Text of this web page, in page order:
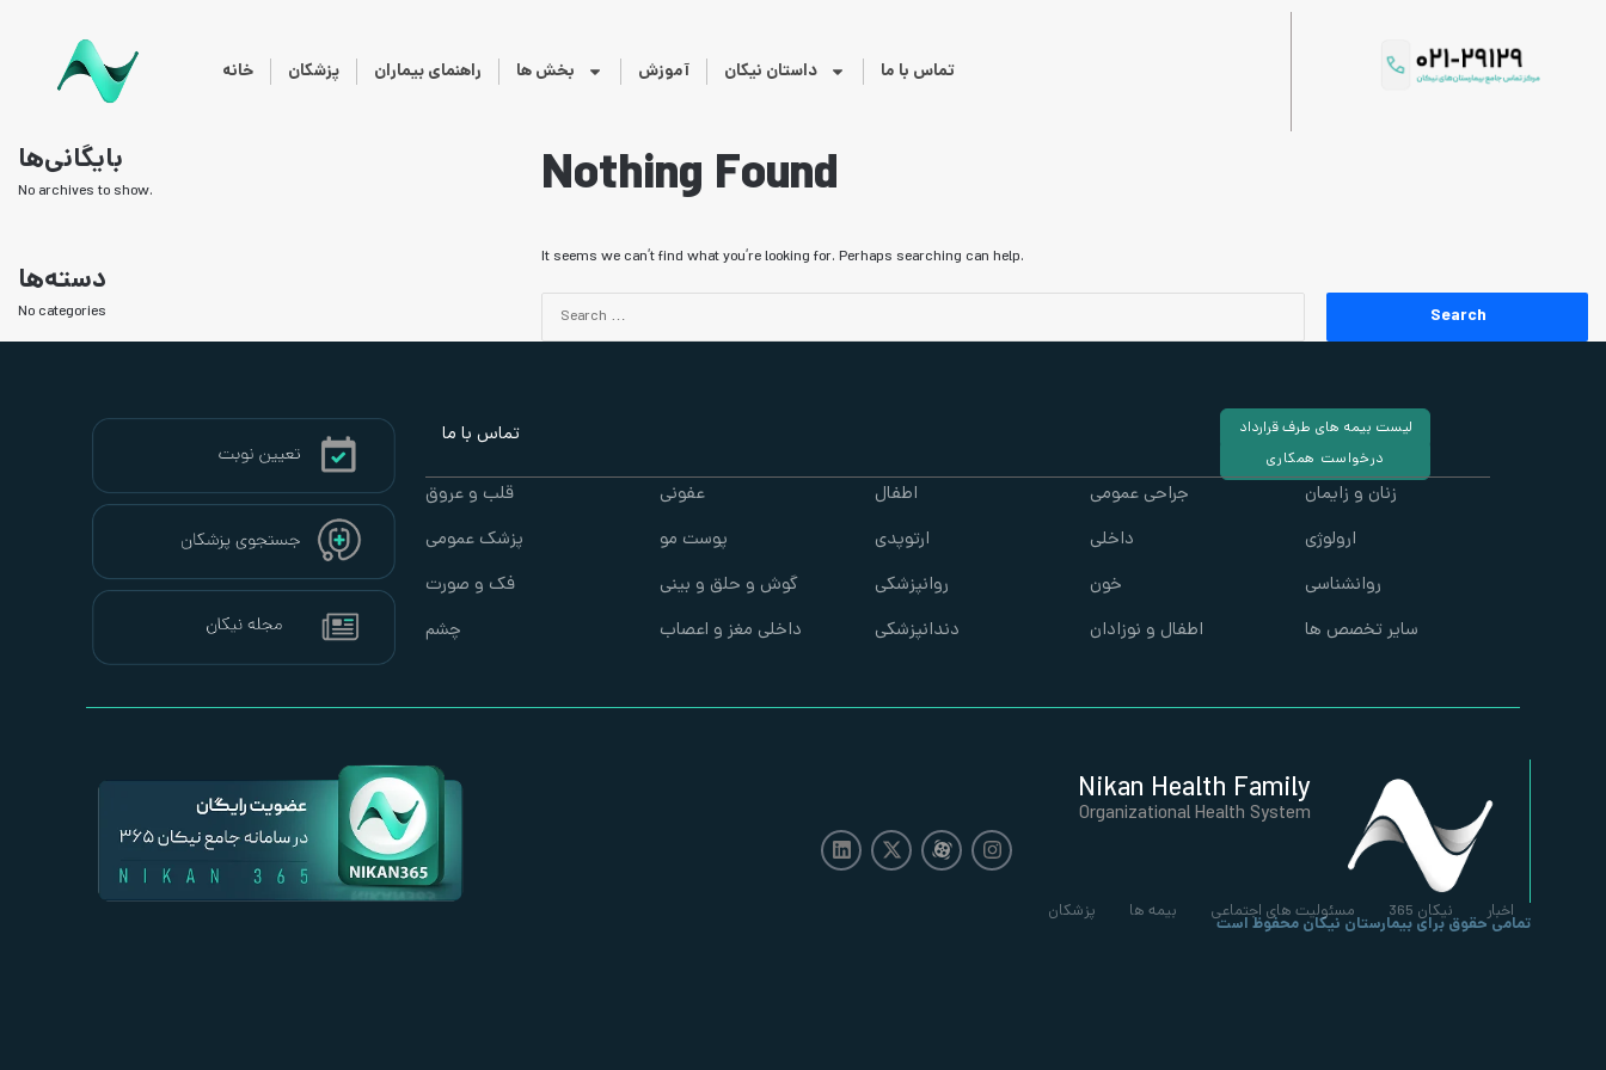
خانه پزشکان راهنمای بیماران بخش ها آموزش داستان نیکان تماس با ما
Nothing Found
It seems we can’t find what you’re looking for. Perhaps searching can help.
بایگانی‌ها
No archives to show.
دسته‌ها
No categories
تماس با ما
لیست بیمه های طرف قرارداد
درخواست همکاری
قلب و عروق
پزشک عمومی
فک و صورت
چشم
عفونی
پوست مو
گوش و حلق و بینی
داخلی مغز و اعصاب
اطفال
ارتوپدی
روانپزشکی
دندانپزشکی
جراحی عمومی
داخلی
خون
اطفال و نوزادان
زنان و زایمان
ارولوژی
روانشناسی
سایر تخصص ها
Nikan Health Family
Organizational Health System
پزشکان بیمه ها مسئولیت های اجتماعی نیکان 365 اخبار
تمامی حقوق برای بیمارستان نیکان محفوظ است